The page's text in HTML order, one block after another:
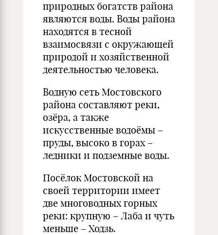
природных богатств района
являются воды. Воды района
находятся в тесной
взаимосвязи с окружающей
природой и хозяйственной
деятельностью человека.
Водную сеть Мостовского
района составляют реки,
озёра, а также
искусственные водоёмы –
пруды, высоко в горах –
ледники и подземные воды.
Посёлок Мостовской на
своей территории имеет
две многоводных горных
реки: крупную – Лаба и чуть
меньше – Ходзь.